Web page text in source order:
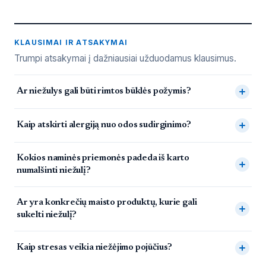
KLAUSIMAI IR ATSAKYMAI
Trumpi atsakymai į dažniausiai užduodamus klausimus.
Ar niežulys gali būti rimtos būklės požymis?
Kaip atskirti alergiją nuo odos sudirginimo?
Kokios naminės priemonės padeda iš karto
numalšinti niežulį?
Ar yra konkrečių maisto produktų, kurie gali
sukelti niežulį?
Kaip stresas veikia niežėjimo pojūčius?